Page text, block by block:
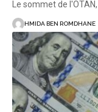
Le sommet de
HMIDA BEN ROMDHANE